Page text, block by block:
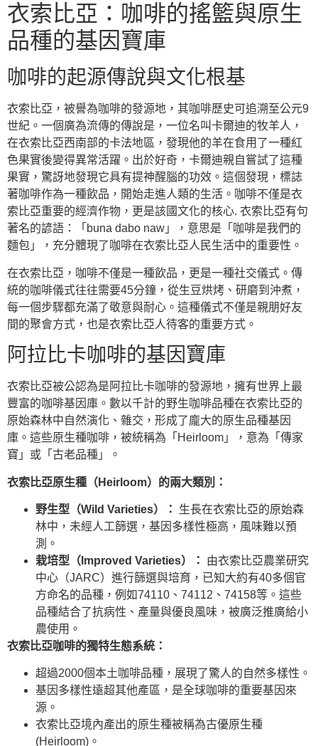
衣索比亞：咖啡的搖籃與原生
品種的基因寶庫
咖啡的起源傳說與文化根基
衣索比亞，被譽為咖啡的發源地，其咖啡歷史可追溯至公元9
世紀。一個廣為流傳的傳說是，一位名叫卡爾迪的牧羊人，
在衣索比亞西南部的卡法地區，發現他的羊在食用了一種紅
色果實後變得異常活躍。出於好奇，卡爾迪親自嘗試了這種
果實，驚訝地發現它具有提神醒腦的功效。這個發現，標誌
著咖啡作為一種飲品，開始走進人類的生活。咖啡不僅是衣
索比亞重要的經濟作物，更是該國文化的核心. 衣索比亞有句
著名的諺語：「buna dabo naw」，意思是「咖啡是我們的
麵包」，充分體現了咖啡在衣索比亞人民生活中的重要性。
在衣索比亞，咖啡不僅是一種飲品，更是一種社交儀式。傳
統的咖啡儀式往往需要45分鐘，從生豆烘烤、研磨到沖煮，
每一個步驟都充滿了敬意與耐心。這種儀式不僅是親朋好友
間的聚會方式，也是衣索比亞人待客的重要方式。
阿拉比卡咖啡的基因寶庫
衣索比亞被公認為是阿拉比卡咖啡的發源地，擁有世界上最
豐富的咖啡基因庫。數以千計的野生咖啡品種在衣索比亞的
原始森林中自然演化、雜交，形成了龐大的原生品種基因
庫。這些原生種咖啡，被統稱為「Heirloom」，意為「傳家
寶」或「古老品種」。
衣索比亞原生種（Heirloom）的兩大類別：
野生型（Wild Varieties）：
生長在衣索比亞的原始森
林中，未經人工篩選，基因多樣性極高，風味難以預
測。
栽培型（Improved Varieties）：
由衣索比亞農業研究
中心（JARC）進行篩選與培育，已知大約有40多個官
方命名的品種，例如74110、74112、74158等。這些
品種結合了抗病性、產量與優良風味，被廣泛推廣給小
農使用。
衣索比亞咖啡的獨特生態系統：
超過2000個本土咖啡品種，展現了驚人的自然多樣性。
基因多樣性遠超其他產區，是全球咖啡的重要基因來
源。
衣索比亞境內產出的原生種被稱為古優原生種
(Heirloom)。